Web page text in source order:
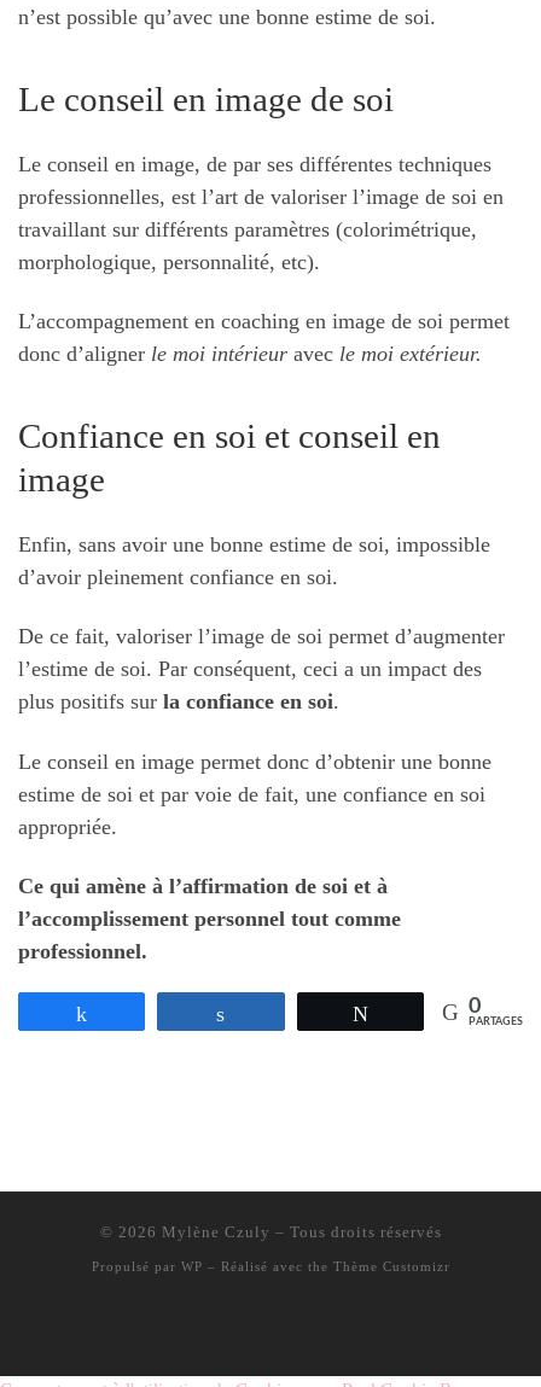
n’est possible qu’avec une bonne estime de soi.
Le conseil en image de soi
Le conseil en image, de par ses différentes techniques
professionnelles, est l’art de valoriser l’image de soi en
travaillant sur différents paramètres (colorimétrique,
morphologique, personnalité, etc).
L’accompagnement en coaching en image de soi permet
donc d’aligner le moi intérieur avec le moi extérieur.
Confiance en soi et conseil en
image
Enfin, sans avoir une bonne estime de soi, impossible
d’avoir pleinement confiance en soi.
De ce fait, valoriser l’image de soi permet d’augmenter
l’estime de soi. Par conséquent, ceci a un impact des
plus positifs sur la confiance en soi.
Le conseil en image permet donc d’obtenir une bonne
estime de soi et par voie de fait, une confiance en soi
appropriée.
Ce qui amène à l’affirmation de soi et à
l’accomplissement personnel tout comme
professionnel.
Tweetez 0
PARTAGES
© 2026 Mylène Czuly – Tous droits réservés
Propulsé par WP – Réalisé avec the Thème Customizr